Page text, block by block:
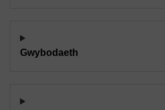
Gwybodaeth